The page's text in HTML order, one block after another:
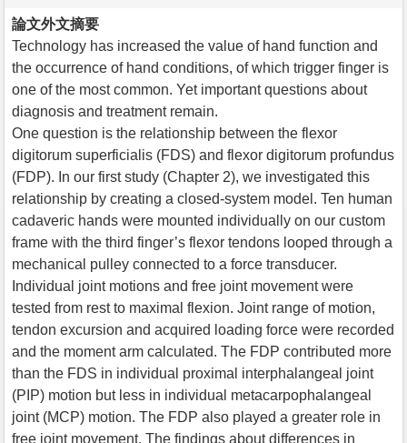
論文外文摘要
Technology has increased the value of hand function and
the occurrence of hand conditions, of which trigger finger is
one of the most common. Yet important questions about
diagnosis and treatment remain.
One question is the relationship between the flexor
digitorum superficialis (FDS) and flexor digitorum profundus
(FDP). In our first study (Chapter 2), we investigated this
relationship by creating a closed-system model. Ten human
cadaveric hands were mounted individually on our custom
frame with the third finger’s flexor tendons looped through a
mechanical pulley connected to a force transducer.
Individual joint motions and free joint movement were
tested from rest to maximal flexion. Joint range of motion,
tendon excursion and acquired loading force were recorded
and the moment arm calculated. The FDP contributed more
than the FDS in individual proximal interphalangeal joint
(PIP) motion but less in individual metacarpophalangeal
joint (MCP) motion. The FDP also played a greater role in
free joint movement. The findings about differences in